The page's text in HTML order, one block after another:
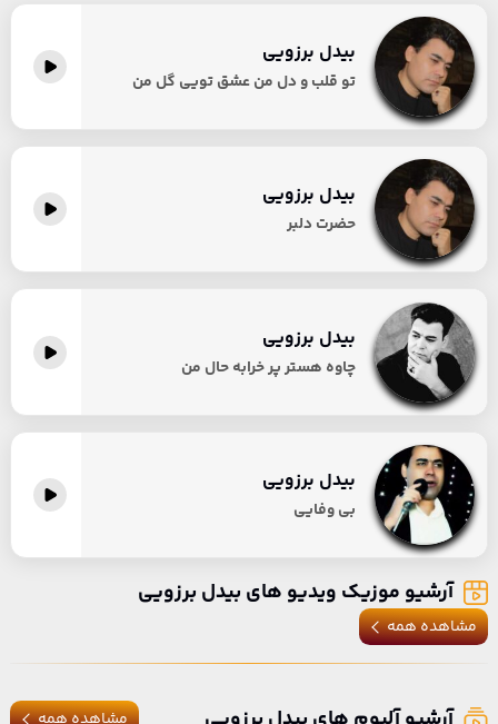
بیدل برزویی
تو قلب و دل من عشق تویی گل من
بیدل برزویی
حضرت دلبر
بیدل برزویی
چاوه هستر پر خرابه حال من
بیدل برزویی
بی وفایی
آرشیو موزیک ویدیو های بیدل برزویی
مشاهده همه